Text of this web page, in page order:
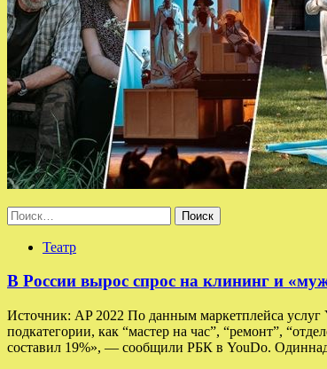
Найти:
Театр
В России вырос спрос на клининг и
Источник: AP 2022 По данным маркетплейса услуг
подкатегории, как “мастер на час”, “ремонт”,
составил 19%», — сообщили РБК в YouDo.